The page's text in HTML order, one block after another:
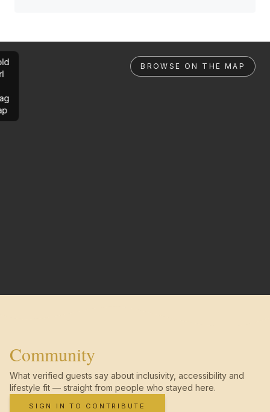
BROWSE ON THE MAP
Community
What verified guests say about inclusivity, accessibility and
lifestyle fit — straight from people who stayed here.
SIGN IN TO CONTRIBUTE